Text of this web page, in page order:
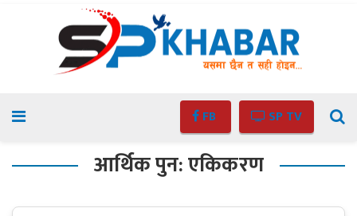
FB SP TV
आर्थिक पुन: एकिकरण